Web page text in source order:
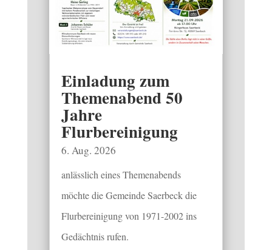
Einladung zum
Themenabend 50
Jahre
Flurbereinigung
6. Aug. 2026
anlässlich eines Themenabends
möchte die Gemeinde Saerbeck die
Flurbereinigung von 1971-2002 ins
Gedächtnis rufen.